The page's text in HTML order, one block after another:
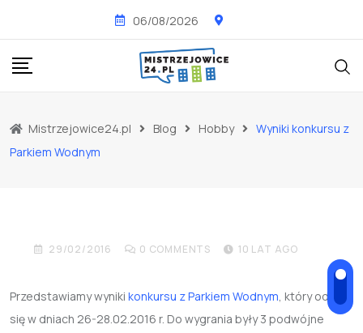
content
06/08/2026
Mistrzejowice24.pl Blog Hobby
Wyniki konkursu z
Parkiem Wodnym
HOBBY
29/02/2016 0 COMMENTS 10 LAT AGO
Przedstawiamy wyniki konkursu z Parkiem Wodnym, który odbył
się w dniach 26-28.02.2016 r. Do wygrania były 3 podwójne